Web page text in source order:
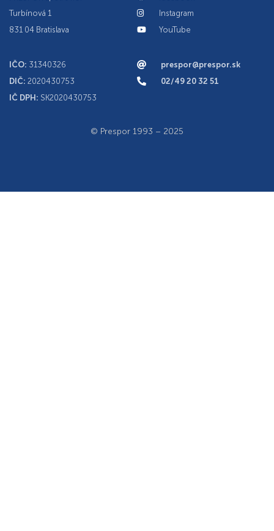
Turbínová 1
831 04 Bratislava
IČO: 31340326
DIČ: 2020430753
IČ DPH: SK2020430753
Instagram
YouTube
prespor@prespor.sk
02/49 20 32 51
© Prespor 1993 – 2025